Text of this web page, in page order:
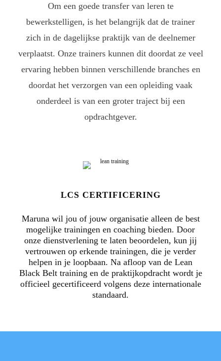
Om een goede transfer van leren te
bewerkstelligen, is het belangrijk dat de trainer
zich in de dagelijkse praktijk van de deelnemer
verplaatst. Onze trainers kunnen dit doordat ze veel
ervaring hebben binnen verschillende branches en
doordat het verzorgen van een opleiding vaak
onderdeel is van een groter traject bij een
opdrachtgever.
LCS CERTIFICERING
Maruna wil jou of jouw organisatie alleen de best
mogelijke trainingen en coaching bieden. Door
onze dienstverlening te laten beoordelen, kun jij
vertrouwen op erkende trainingen, die je verder
helpen in je loopbaan. Na afloop van de Lean
Black Belt training en de praktijkopdracht wordt je
officieel gecertificeerd volgens deze internationale
standaard.